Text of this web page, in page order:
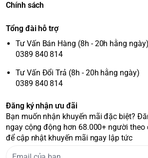
Chính sách
Tổng đài hỗ trợ
Tư Vấn Bán Hàng (8h - 20h hằng ngày)
0389 840 814
Tư Vấn Đổi Trả (8h - 20h hằng ngày)
0389 840 814
Đăng ký nhận ưu đãi
Bạn muốn nhận khuyến mãi đặc biệt?
ngay cộng động hơn 68.000+ người theo
để cập nhật khuyến mãi ngay lập tức